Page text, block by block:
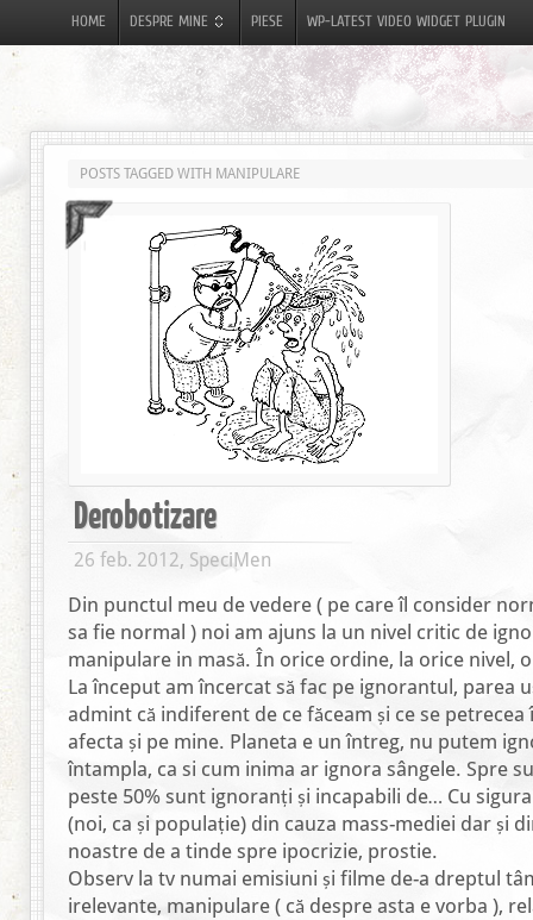
HOME DESPRE MINE PIESE WP-LATEST VIDEO WIDGET PLUGIN
POSTS TAGGED WITH MANIPULARE
Derobotizare
26 feb. 2012, SpeciMen
Din punctul meu de vedere ( pe care îl consider
sa fie normal ) noi am ajuns la un nivel critic de
manipulare in masă. În orice ordine, la orice nivel,
La început am încercat să fac pe ignorantul, parea
admint că indiferent de ce făceam și ce se
afecta și pe mine. Planeta e un întreg, nu putem
întampla, ca si cum inima ar ignora sângele. Spre
peste 50% sunt ignoranți și incapabili de… Cu
(noi, ca și populație) din cauza mass-mediei dar și
noastre de a tinde spre ipocrizie, prostie.
Observ la tv numai emisiuni și filme de-a dreptul
irelevante, manipulare ( că despre asta e vorba ),